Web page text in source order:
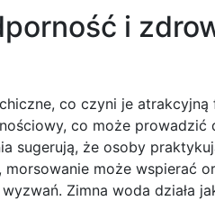
i
co czyni je
co może prowadzić
sugerują, że osoby
może wspierać
Zimna woda działa